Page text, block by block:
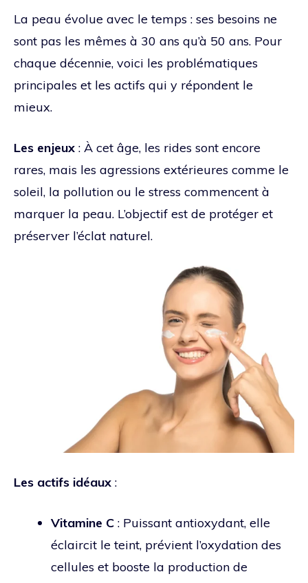
La peau évolue avec le temps : ses besoins ne
sont pas les mêmes à 30 ans qu’à 50 ans. Pour
chaque décennie, voici les problématiques
principales et les actifs qui y répondent le
mieux.
Les enjeux : À cet âge, les rides sont encore
rares, mais les agressions extérieures comme le
soleil, la pollution ou le stress commencent à
marquer la peau. L’objectif est de protéger et
préserver l’éclat naturel.
Les actifs idéaux :
Vitamine C : Puissant antioxydant, elle
éclaircit le teint, prévient l’oxydation des
cellules et booste la production de